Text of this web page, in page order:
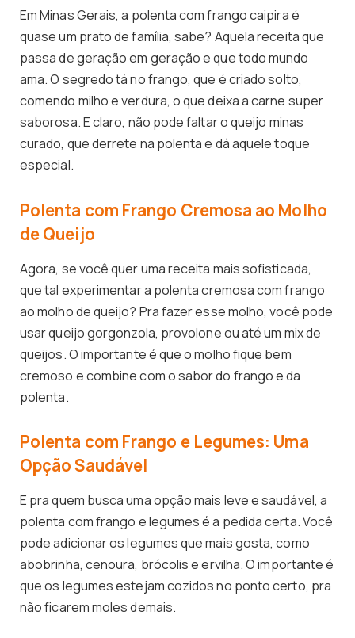
Em Minas Gerais, a polenta com frango caipira é
quase um prato de família, sabe? Aquela receita que
passa de geração em geração e que todo mundo
ama. O segredo tá no frango, que é criado solto,
comendo milho e verdura, o que deixa a carne super
saborosa. E claro, não pode faltar o queijo minas
curado, que derrete na polenta e dá aquele toque
especial.
Polenta com Frango Cremosa ao Molho
de Queijo
Agora, se você quer uma receita mais sofisticada,
que tal experimentar a polenta cremosa com frango
ao molho de queijo? Pra fazer esse molho, você pode
usar queijo gorgonzola, provolone ou até um mix de
queijos. O importante é que o molho fique bem
cremoso e combine com o sabor do frango e da
polenta.
Polenta com Frango e Legumes: Uma
Opção Saudável
E pra quem busca uma opção mais leve e saudável, a
polenta com frango e legumes é a pedida certa. Você
pode adicionar os legumes que mais gosta, como
abobrinha, cenoura, brócolis e ervilha. O importante é
que os legumes estejam cozidos no ponto certo, pra
não ficarem moles demais.